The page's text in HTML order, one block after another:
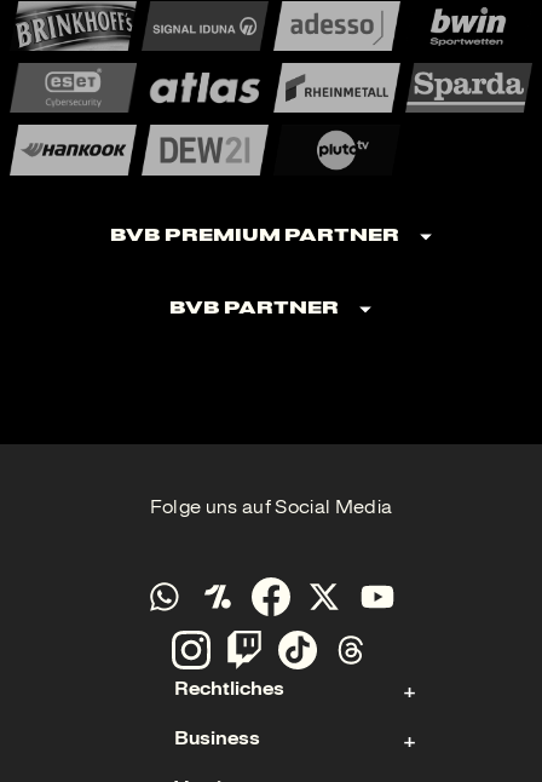
BVB Premium Partner
BVB Partner
Folge uns auf Social Media
Rechtliches
Kontakt
Business